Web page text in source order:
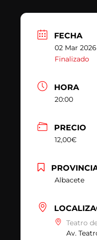
FECHA
02 Mar 2026
Finalizado
HORA
20:00
PRECIO
12,00€
Albacete
Teatro
Av.